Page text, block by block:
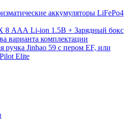
аккумуляторы LiFePo4
8 ААА Li-ion 1.5В + Зарядный бокс
варианта комплектации
ручка Jinhao 59 с пером EF, или
Elite